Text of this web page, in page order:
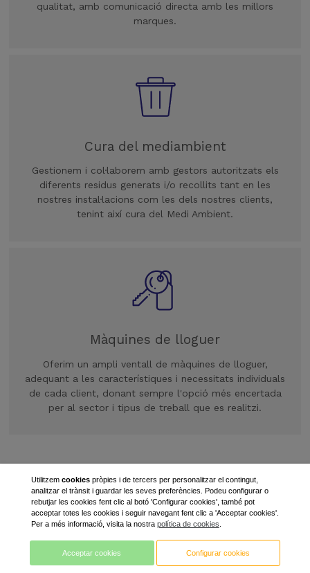
qualitat, amb comunicació directa amb les millors
marques.
Cura del mediambient
Gestionem i col·laborem amb gestors autoritzats els
diferents residus generats i/o recollits tant en les
nostres instal·lacions com les dels nostres clients,
tenint així cura del Medi Ambient.
Màquines de lloguer
Oferim un ampli ventall de màquines de lloguer,
adequant a les característiques i necessitats individuals
de cada client, donant sempre l'opció més encertada
per al sector i tipus de treball que es realitzi.
LLEIDA manutenció SL info@lleidamanutencio.com
Utilitzem cookiespròpies i de tercers per personalitzar el contingut,
analitzar el trànsit i guardar les seves preferències. Podeu configurar o
rebutjar les cookies fent clic al botó 'Configurar cookies', també pot
acceptar totes les cookies i seguir navegant fent clic a 'Acceptar cookies'.
Per a més informació, visita la nostra política de cookies
Acceptar cookies Configurar cookies